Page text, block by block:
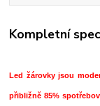
Kompletní
Led žárovkyjsou
přibližně 85%